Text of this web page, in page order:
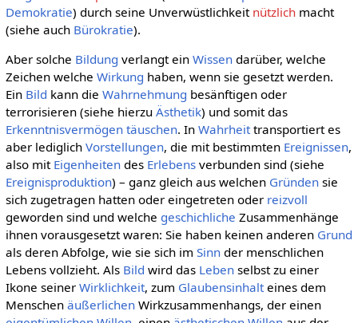
Demokratie) durch seine Unverwüstlichkeit nützlichmacht
(siehe auch Bürokratie).
Aber solche Bildung verlangt ein Wissendarüber, welche
Zeichen welche Wirkung haben, wenn sie gesetzt werden.
Ein Bild kann die Wahrnehmung besänftigen oder
terrorisieren (siehe hierzu Ästhetik) und somit das
Erkenntnisvermögen täuschen. In Wahrheittransportiert es
aber lediglich Vorstellungen, die mit bestimmten Ereignissen,
also mit Eigenheitendes Erlebensverbunden sind (siehe
Ereignisproduktion) – ganz gleich aus welchen Gründensie
sich zugetragen hatten oder eingetreten oder reizvoll
geworden sind und welche geschichliche Zusammenhänge
ihnen vorausgesetzt waren: Sie haben keinen anderen Grund
als deren Abfolge, wie sie sich im Sinnder menschlichen
Lebens vollzieht. Als Bild wird das Lebenselbst zu einer
Ikone seiner Wirklichkeit, zum Glaubensinhalteines dem
Menschen äußerlichenWirkzusammenhangs, der einen